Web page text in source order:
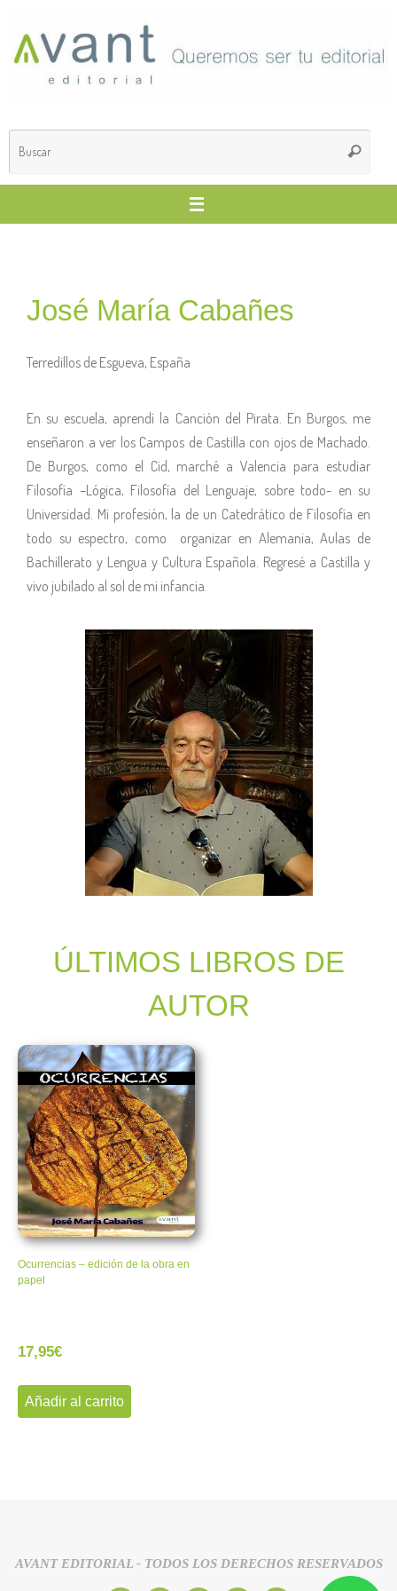
José María Cabañes
Terredillos de Esgueva, España
En su escuela, aprendí la Canción del Pirata. En Burgos, me
enseñaron a ver los Campos de Castilla con ojos de Machado.
De Burgos, como el Cid, marché a Valencia para estudiar
Filosofía –Lógica, Filosofía del Lenguaje, sobre todo- en su
Universidad. Mi profesión, la de un Catedrático de Filosofía en
todo su espectro, como organizar en Alemania, Aulas de
Bachillerato y Lengua y Cultura Española. Regresé a Castilla y
vivo jubilado al sol de mi infancia.
ÚLTIMOS LIBROS DE
AUTOR
Ocurrencias – edición de la obra en
papel
17,95€
Añadir al carrito
AVANT EDITORIAL - TODOS LOS DERECHOS RESERVADOS